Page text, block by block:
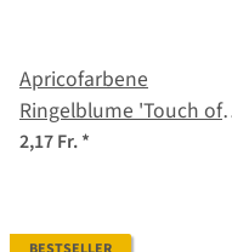
Apricofarbene
Ringelblume 'Touch of
Red Buff' (Calendula
2,17 Fr.*